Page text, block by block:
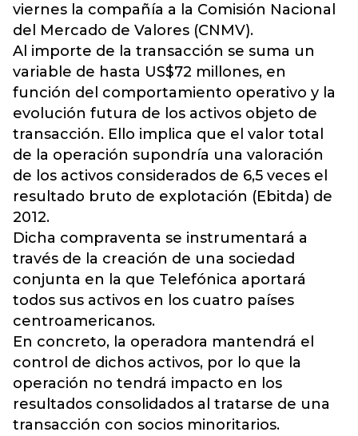
viernes la compañía a la Comisión Nacional
del Mercado de Valores (CNMV).
Al importe de la transacción se suma un
variable de hasta US$72 millones, en
función del comportamiento operativo y la
evolución futura de los activos objeto de
transacción. Ello implica que el valor total
de la operación supondría una valoración
de los activos considerados de 6,5 veces el
resultado bruto de explotación (Ebitda) de
2012.
Dicha compraventa se instrumentará a
través de la creación de una sociedad
conjunta en la que Telefónica aportará
todos sus activos en los cuatro países
centroamericanos.
En concreto, la operadora mantendrá el
control de dichos activos, por lo que la
operación no tendrá impacto en los
resultados consolidados al tratarse de una
transacción con socios minoritarios.